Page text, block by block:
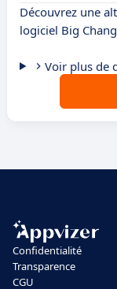
Découvrez une
logiciel Big
Voir plus de
Confidentialité
Transparence
CGU